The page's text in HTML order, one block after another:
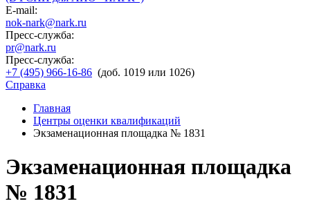
E-mail:
nok-nark@nark.ru
Пресс-служба:
pr@nark.ru
Пресс-служба:
+7 (495) 966-16-86 (доб. 1019 или 1026)
Справка
Главная
Центры оценки квалификаций
Экзаменационная площадка № 1831
Экзаменационная площадка
№ 1831